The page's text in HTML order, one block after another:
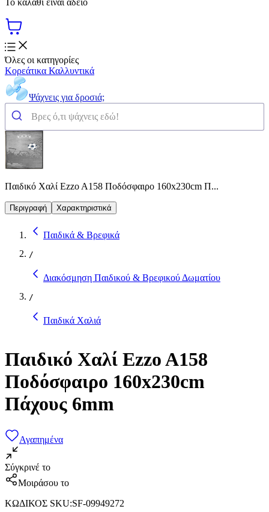
Όλες οι κατηγορίες
Κορεάτικα Καλλυντικά
Ψάχνεις για δροσιά;
Παιδικό Χαλί Ezzo A158 Ποδόσφαιρο 160x230cm Π...
Περιγραφή Χαρακτηριστικά
Παιδικά & Βρεφικά
/
Διακόσμηση Παιδικού & Βρεφικού Δωματίου
/
Παιδικά Χαλιά
Παιδικό Χαλί Ezzo A158
Ποδόσφαιρο 160x230cm
Πάχους 6mm
Αγαπημένα
Σύγκρινέ το
Μοιράσου το
ΚΩΔΙΚΟΣ SKU:SF-09949272